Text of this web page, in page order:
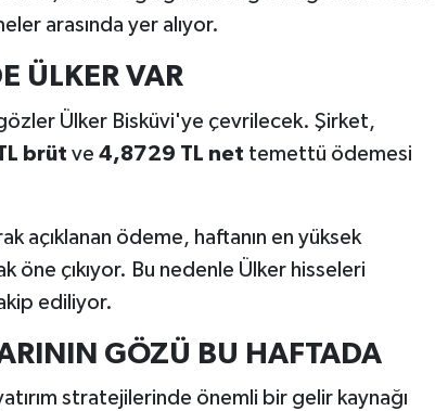
arasında yer alıyor.
ÜLKER VAR
Ülker Bisküvi'ye çevrilecek. Şirket,
brüt ve 4,8729 TL net temettü ödemesi
açıklanan ödeme, haftanın en yüksek
öne çıkıyor. Bu nedenle Ülker hisseleri
ediliyor.
GÖZÜ BU HAFTADA
stratejilerinde önemli bir gelir kaynağı